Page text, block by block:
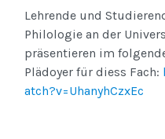
Lehrende und
Philologie an der
präsentieren im
Plädoyer für diess Fach:
atch?v=UhanyhCzxEc